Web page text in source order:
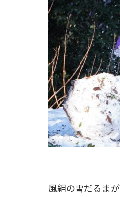
風組の雪だるま